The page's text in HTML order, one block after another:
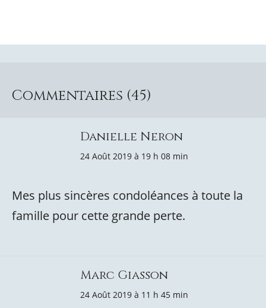
Commentaires (45)
Danielle Neron
24 Août 2019 à 19 h 08 min
Mes plus sincères condoléances à toute la
famille pour cette grande perte.
Marc Giasson
24 Août 2019 à 11 h 45 min